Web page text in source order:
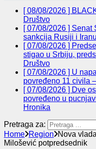
[ 08/08/2026 ]
Društvo
[ 07/08/2026 ] Senat
sankcija Rusiji i
[ 07/08/2026 ]
stigao u Srbiju,
Društvo
[ 07/08/2026 ] U
povređeno 11 civila
[ 07/08/2026 ] Dve
povređeno u
Hronika
Pretraga za:
Home Region
Nova
Milošević potpredsednik